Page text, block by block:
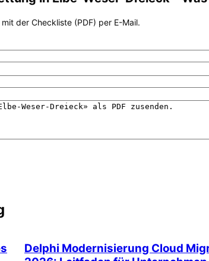
der Checkliste (PDF) per E-Mail.
Delphi Modernisierung Cloud